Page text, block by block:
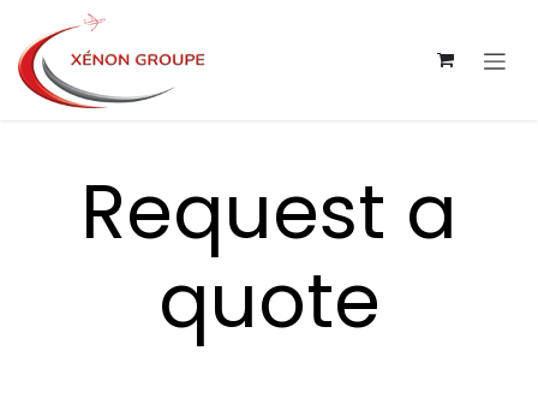
Skip to Content
Request a
quote